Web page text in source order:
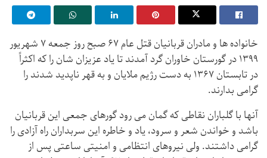
خانواده ها و مادران قربانیان قتل عام ۶۷ صبح روز جمعه ۷ شهریور
۱۳۹۹ در گورستان خاوران گرد آمدند تا یاد عزیزان شان را که اکثراً
در تابستان ۱۳۶۷ به دست رژیم ملایان و به قهر ناپدید شدند را
گرامی بدارند.
آنها با گلباران نقاطی که گمان می رود گورهای جمعی این قربانیان
باشد و خواندن شعر و سرود، یاد و خاطره این سربداران راه آزادی را
گرامی داشتند. ولی نیروهای انتظامی و امنیتی ساعتی پس از